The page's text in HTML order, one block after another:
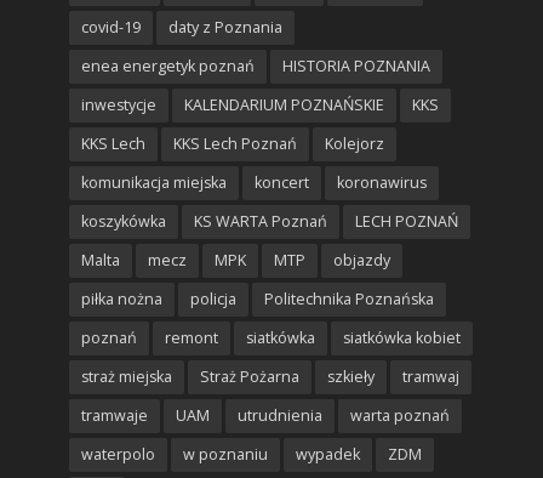
covid-19
daty z Poznania
enea energetyk poznań
HISTORIA POZNANIA
inwestycje
KALENDARIUM POZNAŃSKIE
KKS
KKS Lech
KKS Lech Poznań
Kolejorz
komunikacja miejska
koncert
koronawirus
koszykówka
KS WARTA Poznań
LECH POZNAŃ
Malta
mecz MPK MTP
objazdy
piłka nożna
policja
Politechnika Poznańska
poznań
remont siatkówka
siatkówka kobiet
straż miejska
Straż Pożarna szkieły
tramwaj
tramwaje
UAM utrudnienia
warta poznań
waterpolo
w poznaniu wypadek ZDM